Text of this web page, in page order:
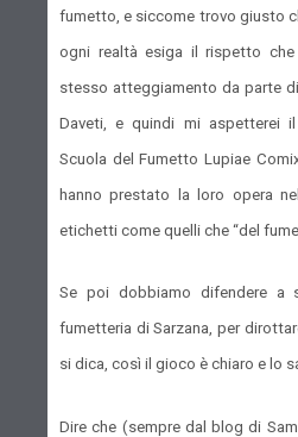
fumetto, e siccome trovo giusto
ogni realtà esiga il rispetto
stesso atteggiamento da parte
Daveti, e quindi mi aspetterei
Scuola del Fumetto Lupiae
hanno prestato la loro opera
etichetti come quelli che “del
Se poi dobbiamo difendere a
fumetteria di Sarzana, per
si dica, così il gioco è chiaro e lo
Dire che (sempre dal blog di